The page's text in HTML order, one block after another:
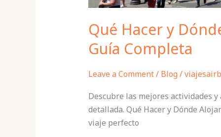
Qué Hacer y
Guía Completa
Leave a Comment/ Blog/
Descubre las mejores actividades
detallada. Qué Hacer y Dónde
viaje perfecto